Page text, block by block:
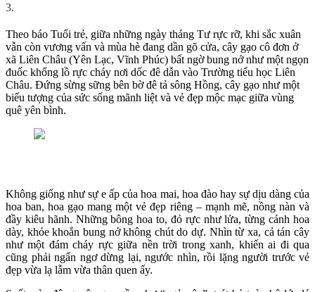
3.
Theo báo Tuổi trẻ, giữa những ngày tháng Tư rực rỡ, khi sắc xuân
vẫn còn vương vấn và mùa hè đang dần gõ cửa, cây gạo cô đơn ở
xã Liên Châu (Yên Lạc, Vĩnh Phúc) bất ngờ bung nở như một ngọn
đuốc khổng lồ rực cháy nơi dốc đê dẫn vào Trường tiểu học Liên
Châu. Đứng sừng sững bên bờ đê tả sông Hồng, cây gạo như một
biểu tượng của sức sống mãnh liệt và vẻ đẹp mộc mạc giữa vùng
quê yên bình.
Không giống như sự e ấp của hoa mai, hoa đào hay sự dịu dàng của
hoa ban, hoa gạo mang một vẻ đẹp riêng – mạnh mẽ, nồng nàn và
đầy kiêu hãnh. Những bông hoa to, đỏ rực như lửa, từng cánh hoa
dày, khỏe khoắn bung nở không chút do dự. Nhìn từ xa, cả tán cây
như một đám cháy rực giữa nền trời trong xanh, khiến ai đi qua
cũng phải ngẩn ngơ dừng lại, ngước nhìn, rồi lặng người trước vẻ
đẹp vừa lạ lẫm vừa thân quen ấy.